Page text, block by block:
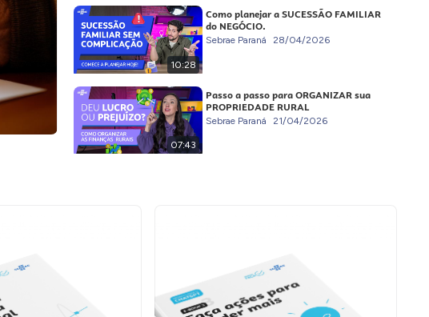
10:28
Como planejar a SUCESSÃO FAMILIAR
do NEGÓCIO.
Sebrae Paraná 28/04/2026
07:43
Passo a passo para ORGANIZAR sua
PROPRIEDADE RURAL
Sebrae Paraná 21/04/2026